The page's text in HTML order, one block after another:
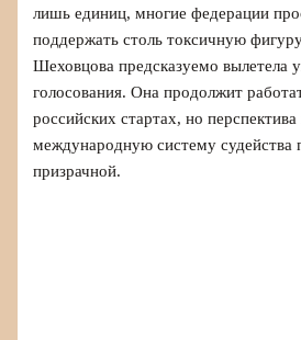
лишь единиц, многие федерации
поддержать столь токсичную
Шеховцова предсказуемо вылетела
голосования. Она продолжит
российских стартах, но
международную систему судейства
призрачной.